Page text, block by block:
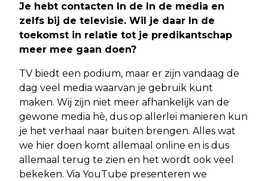
Je hebt contacten In de In de media en
zelfs bij de televisie. Wil je daar In de
toekomst in relatie tot je predikantschap
meer mee gaan doen?
TV biedt een podium, maar er zijn vandaag de
dag veel media waarvan je gebruik kunt
maken. Wij zijn niet meer afhankelijk van de
gewone media hè, dus op allerlei manieren kun
je het verhaal naar buiten brengen. Alles wat
we hier doen komt allemaal online en is dus
allemaal terug te zien en het wordt ook veel
bekeken. Via YouTube presenteren we